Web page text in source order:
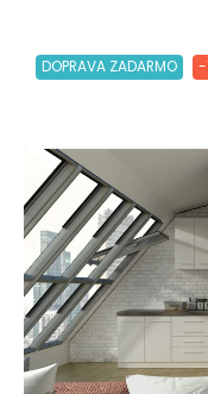
DOPRAVA ZADARMO -